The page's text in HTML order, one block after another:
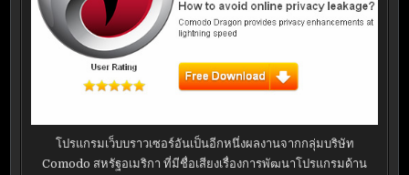
โปรแกรมเว็บบราวเซอร์อันเป็นอีกหนึ่งผลงานจากกลุ่มบริษัท
Comodo สหรัฐอเมริกา ที่มีชื่อเสียงเรื่องการพัฒนาโปรแกรมด้าน